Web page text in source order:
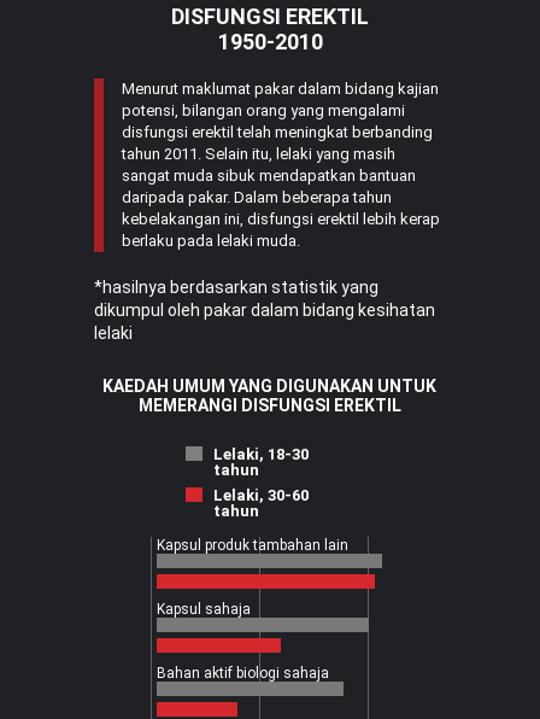
DISFUNGSI EREKTIL
1950-2010
Menurut maklumat pakar dalam bidang kajian
potensi, bilangan orang yang mengalami
disfungsi erektil telah meningkat berbanding
tahun 2011. Selain itu, lelaki yang masih
sangat muda sibuk mendapatkan bantuan
daripada pakar. Dalam beberapa tahun
kebelakangan ini, disfungsi erektil lebih kerap
berlaku pada lelaki muda.
*hasilnya berdasarkan statistik yang
dikumpul oleh pakar dalam bidang kesihatan
lelaki
KAEDAH UMUM YANG DIGUNAKAN UNTUK
MEMERANGI DISFUNGSI EREKTIL
Lelaki, 18-30
tahun
Lelaki, 30-60
tahun
Kapsul produk tambahan lain
Kapsul sahaja
Bahan aktif biologi sahaja